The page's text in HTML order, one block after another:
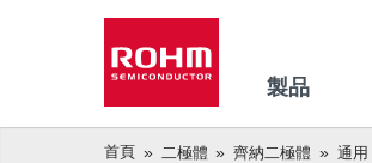
製品
首頁 二極體 齊納二極體 通用